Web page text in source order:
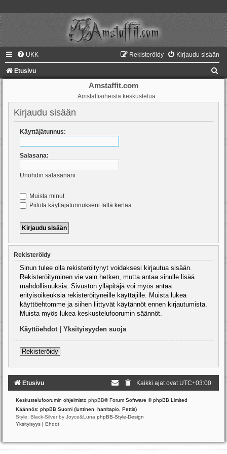
UKK Kirjaudu sisään
Rekisteröidy
Etusivu
Amstaffit.com
Amstaffiaiheista keskustelua
Kirjaudu sisään
Käyttäjätunnus:
Salasana:
Unohdin salasanani
Muista minut
Piilota käyttäjätunnukseni tällä kertaa
Rekisteröidy
Sinun tulee olla rekisteröitynyt voidaksesi kirjautua sisään.
Rekisteröityminen vie vain hetken, mutta antaa sinulle lisää
mahdollisuuksia. Sivuston ylläpitäjä voi myös antaa
erityisoikeuksia rekisteröityneille käyttäjille. Muista lukea
käyttöehtomme ja siihen liittyvät käytännöt ennen kirjautumista.
Muista myös lukea keskustelufoorumin säännöt.
Käyttöehdot Yksityisyyden suoja
Rekisteröidy
Etusivu Kaikki ajat ovat UTC+03:00
Keskustelufoorumin ohjelmisto phpBB® Forum Software © phpBB Limited
Käännös: phpBB Suomi (lurttinen, harritapio, Pettis)
Style: Black-Silver by Joyce&Luna phpBB-Style-Design
Yksityisyys | Ehdot